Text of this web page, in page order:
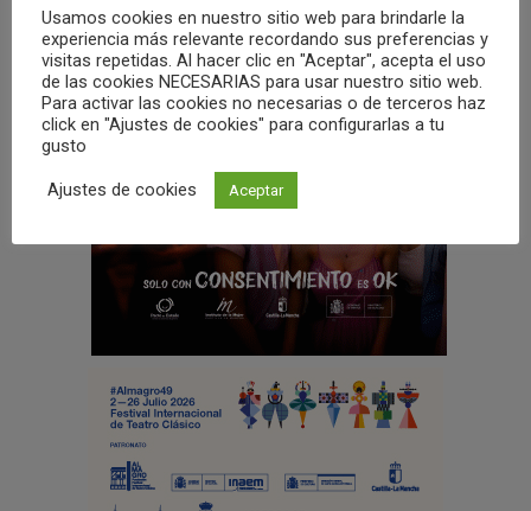
Usamos cookies en nuestro sitio web para brindarle la
experiencia más relevante recordando sus preferencias y
visitas repetidas. Al hacer clic en "Aceptar", acepta el uso
de las cookies NECESARIAS para usar nuestro sitio web.
Para activar las cookies no necesarias o de terceros haz
click en "Ajustes de cookies" para configurarlas a tu
gusto
Ajustes de cookies Aceptar